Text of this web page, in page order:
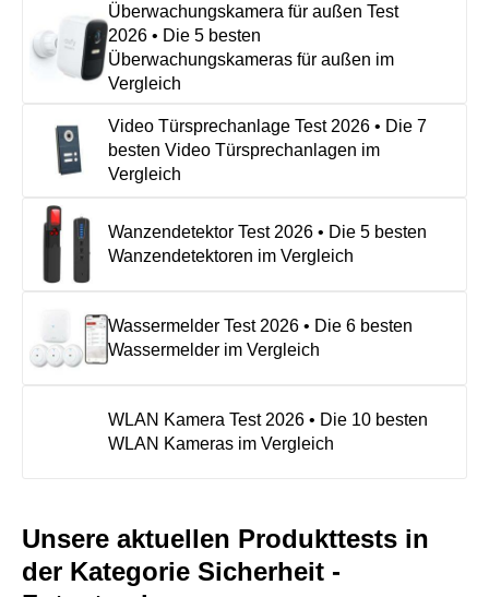
Überwachungskamera für außen Test
2026 • Die 5 besten
Überwachungskameras für außen im
Vergleich
Video Türsprechanlage Test 2026 • Die 7
besten Video Türsprechanlagen im
Vergleich
Wanzendetektor Test 2026 • Die 5 besten
Wanzendetektoren im Vergleich
Wassermelder Test 2026 • Die 6 besten
Wassermelder im Vergleich
WLAN Kamera Test 2026 • Die 10 besten
WLAN Kameras im Vergleich
Unsere aktuellen Produkttests in
der Kategorie Sicherheit -